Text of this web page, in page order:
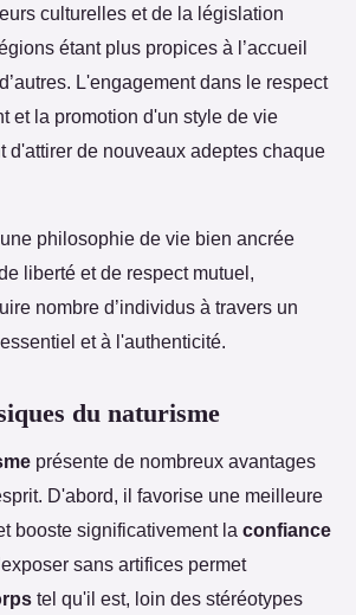
culturelles et de la législation
étant plus propices à l’accueil
L'engagement dans le respect
et la promotion d'un style de vie
d'attirer de nouveaux adeptes chaque
philosophie de vie bien ancrée
liberté et de respect mutuel,
nombre d’individus à travers un
et à l'authenticité.
du naturisme
présente de nombreux avantages
D'abord, il favorise une meilleure
booste significativement la confiance
sans artifices permet
tel qu'il est, loin des stéréotypes